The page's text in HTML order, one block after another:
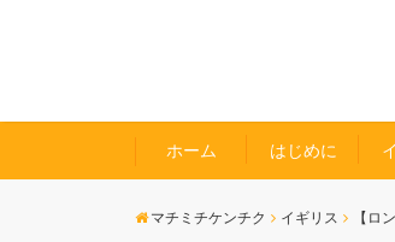
ホーム はじめに
マチミチケンチク イギリス 【ロ